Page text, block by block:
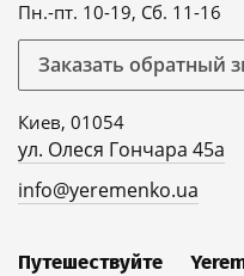
Пн.-пт. 10-19, Сб. 11-16
Заказать обратный
Киев, 01054
ул. Олеся Гончара 45а
info@yeremenko.ua
Путешествуйте